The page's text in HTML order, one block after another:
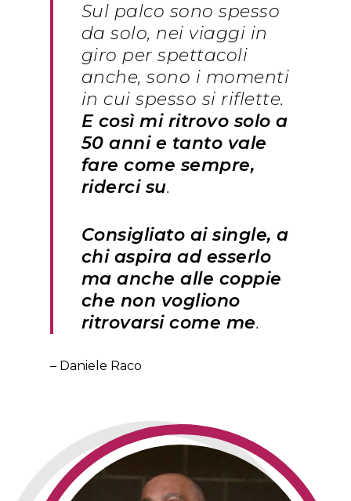
Sul palco sono spesso
da solo, nei viaggi in
giro per spettacoli
anche, sono i momenti
in cui spesso si riflette.
E così mi ritrovo solo a
50 anni e tanto vale
fare come sempre,
riderci su.
Consigliato ai single, a
chi aspira ad esserlo
ma anche alle coppie
che non vogliono
ritrovarsi come me.
– Daniele Raco